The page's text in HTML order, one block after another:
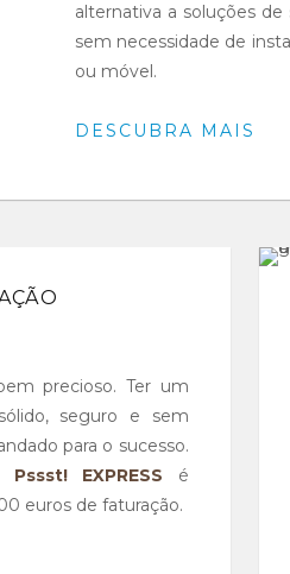
alternativa a soluções
sem necessidade de
ou móvel.
DESCUBRA MAIS
precioso. Ter um
seguro e sem
para o sucesso.
Pssst! EXPRESS é
euros de faturação.